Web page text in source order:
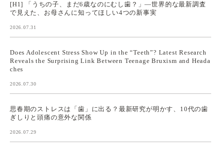
[H1] 「うちの子、まだ6歳なのにむし歯？」—世界的な最新調査
で見えた、お母さんに知ってほしい4つの新事実
2026.07.31
Does Adolescent Stress Show Up in the “Teeth”? Latest Research
Reveals the Surprising Link Between Teenage Bruxism and Heada
ches
2026.07.30
思春期のストレスは「歯」に出る？最新研究が明かす、10代の歯
ぎしりと頭痛の意外な関係
2026.07.29